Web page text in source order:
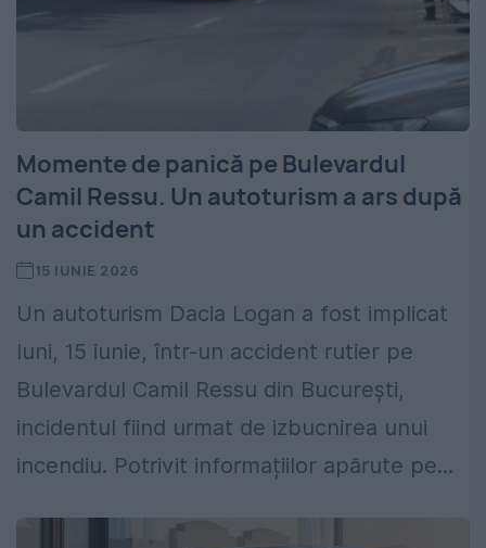
Momente de panică pe Bulevardul
Camil Ressu. Un autoturism a ars după
un accident
15 IUNIE 2026
Un autoturism Dacia Logan a fost implicat
luni, 15 iunie, într-un accident rutier pe
Bulevardul Camil Ressu din București,
incidentul fiind urmat de izbucnirea unui
incendiu. Potrivit informațiilor apărute pe...